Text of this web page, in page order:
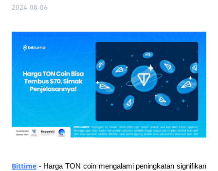
2024-08-06
Bittime - Harga TON coin mengalami peningkatan signifikan